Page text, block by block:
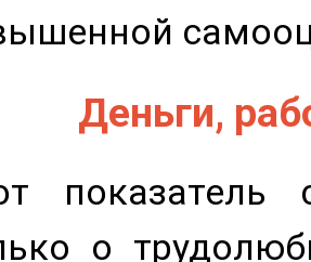
Деньги,
показатель
о